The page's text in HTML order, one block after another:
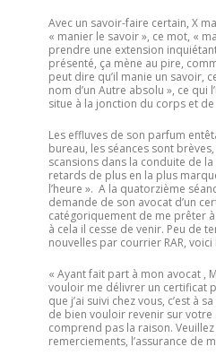
Avec un savoir-faire certain, X
« manier le savoir », ce mot, «
prendre une extension
présenté, ça mène au pire,
peut dire qu’il manie un savoir,
nom d’un Autre absolu », ce qui
situe à la jonction du corps et
Les effluves de son parfum
bureau, les séances sont
scansions dans la conduite de
retards de plus en la plus
l’heure ». A la quatorzième
demande de son avocat d’un
catégoriquement de me prêter
à cela il cesse de venir. Peu de
nouvelles par courrier RAR, voici
« Ayant fait part à mon avocat ,
vouloir me délivrer un certificat
que j’ai suivi chez vous, c’est à
de bien vouloir revenir sur
comprend pas la raison.
remerciements, l’assurance de